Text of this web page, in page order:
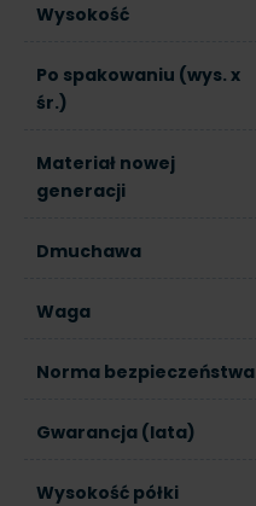
Wysokość
Po spakowaniu (wys. x
śr.)
Materiał nowej
generacji
Dmuchawa
Waga
Norma bezpieczeństwa
Gwarancja (lata)
Wysokość półki